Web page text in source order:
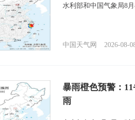
水利部和中国气象局8
中国天气网 2026-08-
暴雨橙色预警：
雨